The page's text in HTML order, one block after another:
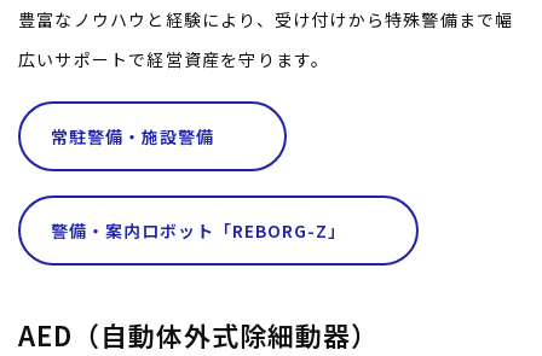
豊富なノウハウと経験により、受け付けから特殊警備まで幅
広いサポートで経営資産を守ります。
常駐警備・施設警備
警備・案内ロボット「REBORG-Z」
AED（自動体外式除細動器）